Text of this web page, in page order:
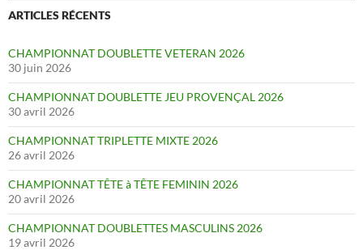
ARTICLES RÉCENTS
CHAMPIONNAT DOUBLETTE VETERAN 2026
30 juin 2026
CHAMPIONNAT DOUBLETTE JEU PROVENÇAL 2026
30 avril 2026
CHAMPIONNAT TRIPLETTE MIXTE 2026
26 avril 2026
CHAMPIONNAT TÊTE à TÊTE FEMININ 2026
20 avril 2026
CHAMPIONNAT DOUBLETTES MASCULINS 2026
19 avril 2026